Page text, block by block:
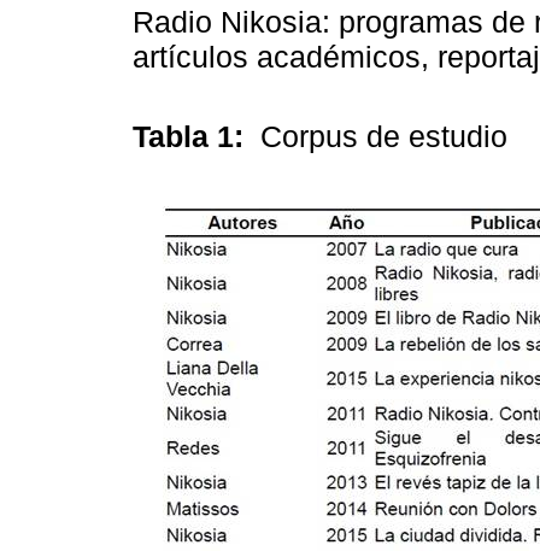
Radio Nikosia: programas
artículos académicos,
Tabla 1: Corpus de estudio